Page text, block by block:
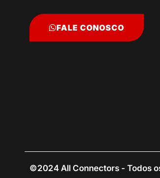
FALE CONOSCO
©2024 All Connectors - Todos